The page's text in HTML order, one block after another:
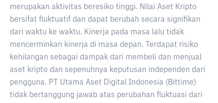
merupakan aktivitas beresiko tinggi. Nilai Aset Kripto
bersifat fluktuatif dan dapat berubah secara signifikan
dari waktu ke waktu. Kinerja pada masa lalu tidak
mencerminkan kinerja di masa depan. Terdapat risiko
kehilangan sebagai dampak dari membeli dan menjual
aset kripto dan sepenuhnya keputusan independen dari
pengguna. PT Utama Aset Digital Indonesia (Bittime)
tidak bertanggung jawab atas perubahan fluktuasi dari